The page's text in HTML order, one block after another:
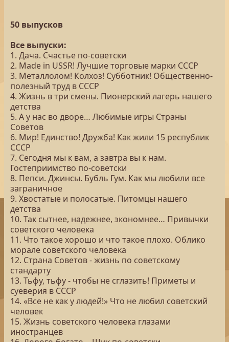
50 выпусков
Все выпуски:
1. Дача. Счастье по-советски
2. Made in USSR! Лучшие торговые марки СССР
3. Металлолом! Колхоз! Субботник! Общественно-
полезный труд в СССР
4. Жизнь в три смены. Пионерский лагерь нашего
детства
5. А у нас во дворе… Любимые игры Страны
Советов
6. Мир! Единство! Дружба! Как жили 15 республик
СССР
7. Сегодня мы к вам, а завтра вы к нам.
Гостеприимство по-советски
8. Пепси. Джинсы. Бубль Гум. Как мы любили все
заграничное
9. Хвостатые и полосатые. Питомцы нашего
детства
10. Так сытнее, надежнее, экономнее… Привычки
советского человека
11. Что такое хорошо и что такое плохо. Облико
морале советского человека
12. Страна Советов - жизнь по советскому
стандарту
13. Тьфу, тьфу - чтобы не сглазить! Приметы и
суеверия в СССР
14. «Все не как у людей!» Что не любил советский
человек
15. Жизнь советского человека глазами
иностранцев